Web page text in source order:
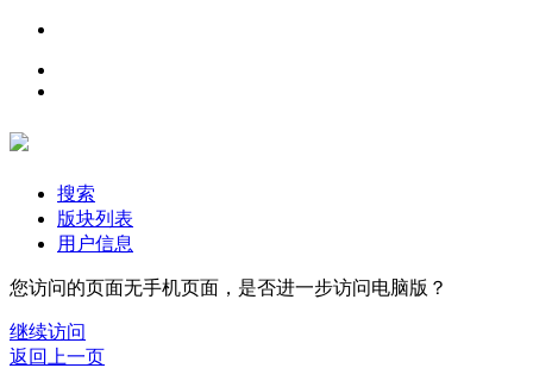
搜索
版块列表
用户信息
您访问的页面无手机页面，是否进一步访问电脑版？
继续访问
返回上一页